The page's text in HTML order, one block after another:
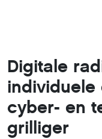
Digitale
individuele
cyber- en
grilliger